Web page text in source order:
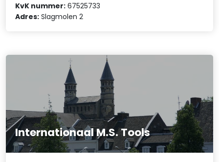
KvK nummer: 67525733
Adres: Slagmolen 2
Internationaal M.S. Tools